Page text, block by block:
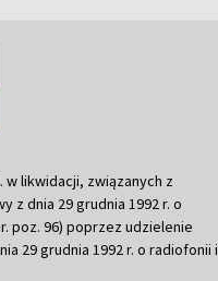
w likwidacji, związanych z
z dnia 29 grudnia 1992 r. o
poz. 96) poprzez udzielenie
29 grudnia 1992 r. o radiofonii i